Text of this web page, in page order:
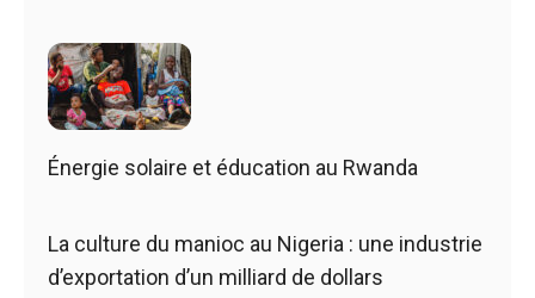
Énergie solaire et éducation au Rwanda
La culture du manioc au Nigeria : une industrie
d’exportation d’un milliard de dollars